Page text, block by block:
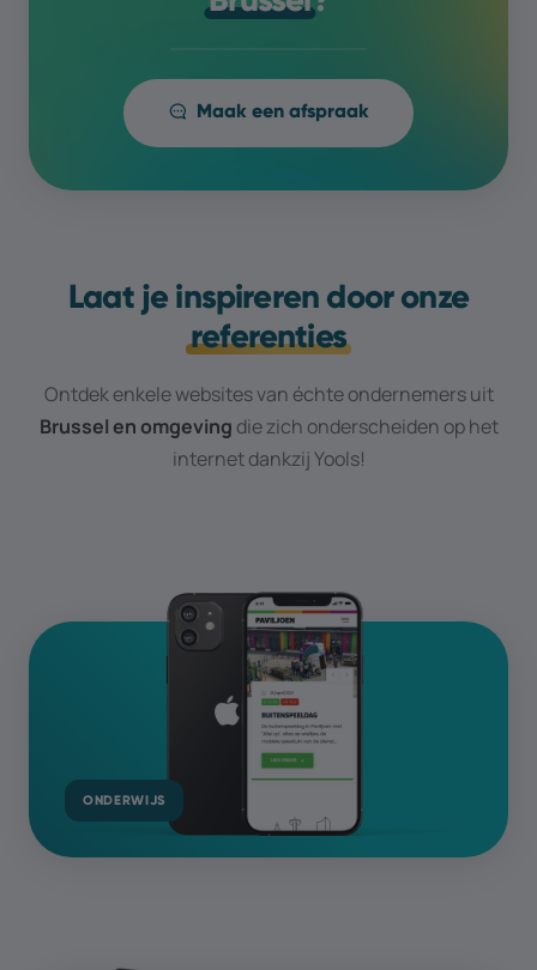
Maak een afspraak
Laat je inspireren door onze
referenties
Ontdek enkele websites van échte ondernemers uit
Brusselen omgeving die zich onderscheiden op het
internet dankzij Yools!
ONDERWIJS